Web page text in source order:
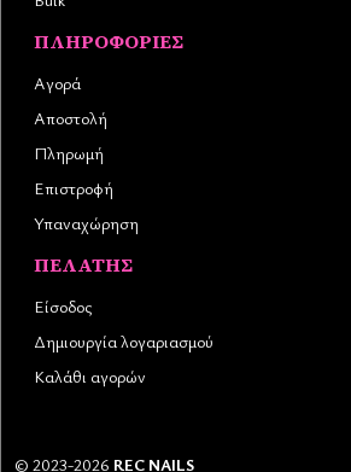
ΠΛΗΡΟΦΟΡΊΕΣ
Αγορά
Αποστολή
Πληρωμή
Επιστροφή
Υπαναχώρηση
ΠΕΛΆΤΗΣ
Είσοδος
Δημιουργία λογαριασμού
Καλάθι αγορών
© 2023-2026 REC NAILS